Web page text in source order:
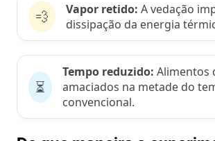
💨 Vapor retido: A vedação
dissipação da energia
⏳
Tempo reduzido: Alimentos
amaciados na metade do
convencional.